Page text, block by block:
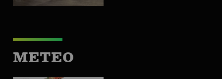
METEO